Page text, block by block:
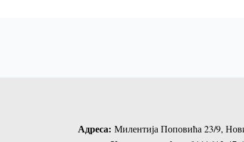
Адреса: Милентија Поповића 23/9,